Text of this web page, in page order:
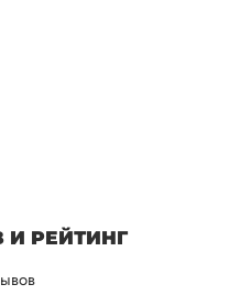
И РЕЙТИНГДиссертация